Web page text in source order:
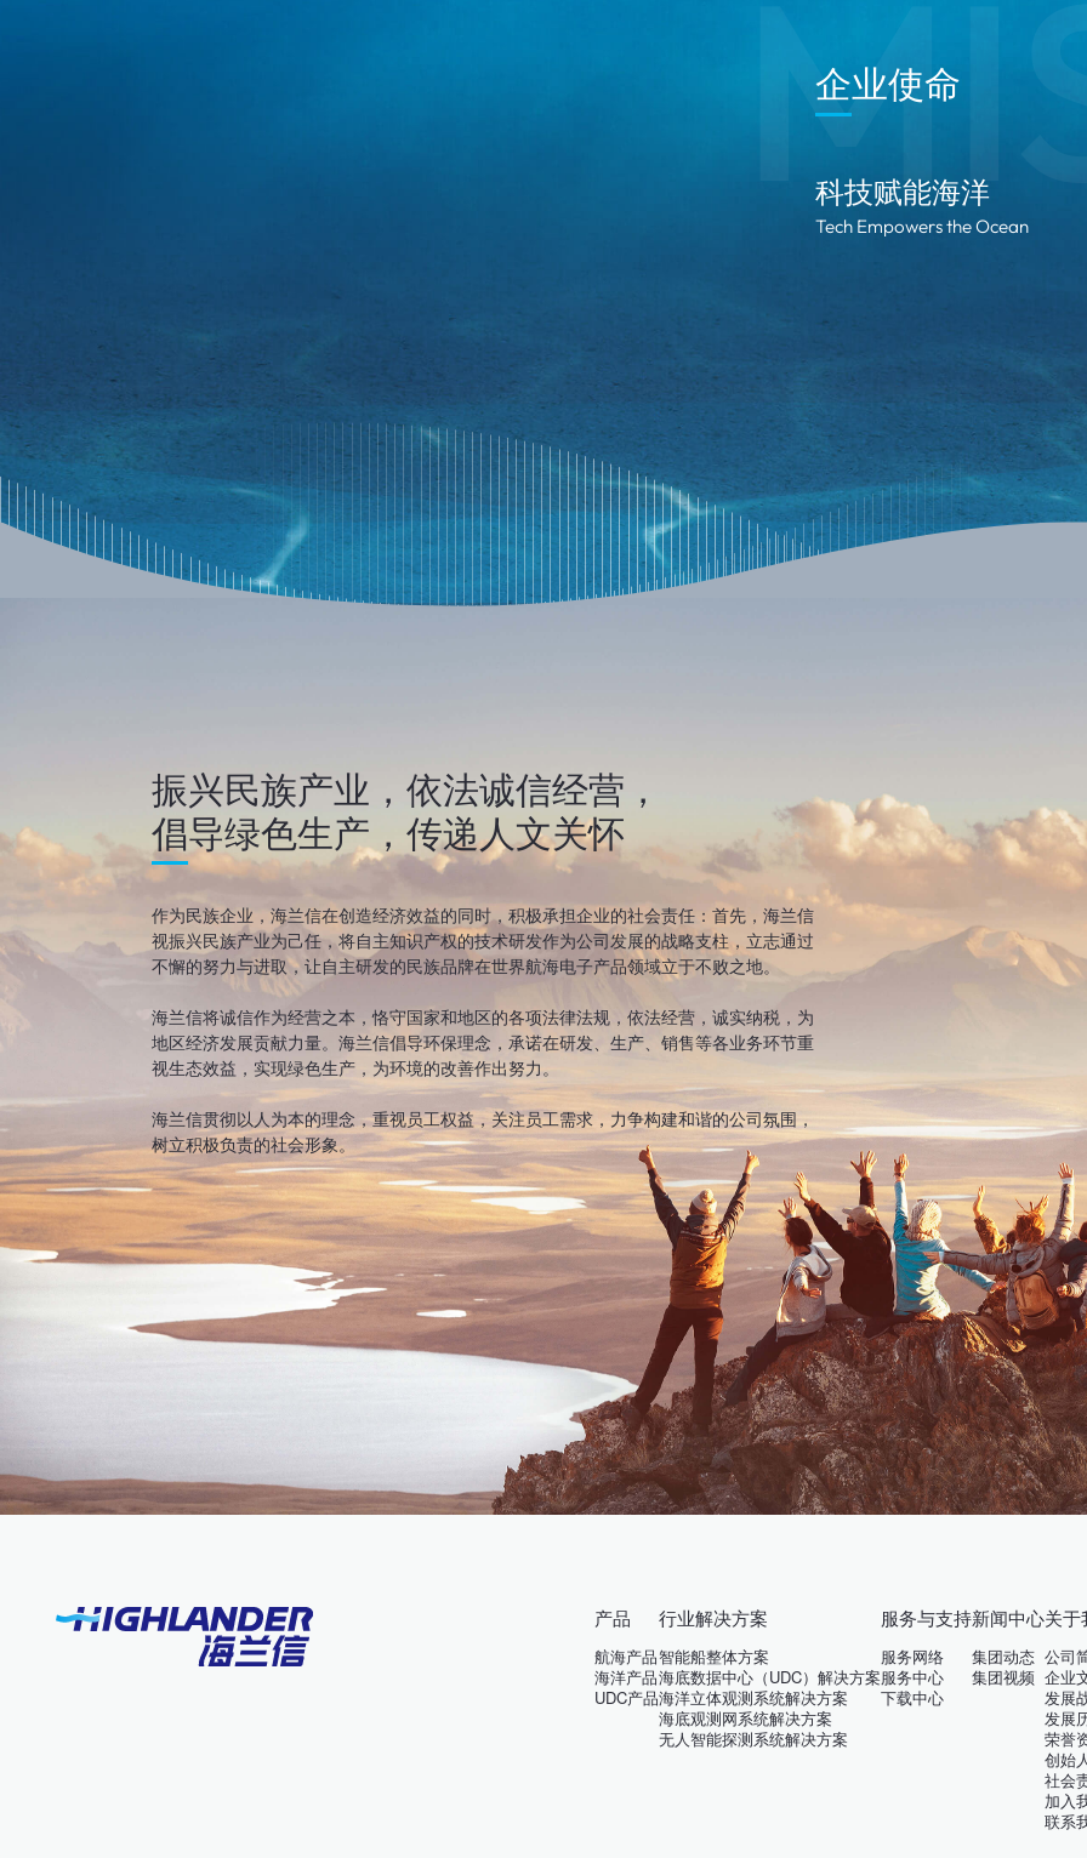
企业使命
科技赋能海洋
Tech Empowers the Ocean
振兴民族产业，依法诚信经营，
倡导绿色生产，传递人文关怀
作为民族企业，海兰信在创造经济效益的同时，积极承担企业的社会责任：首先，海兰信
视振兴民族产业为己任，将自主知识产权的技术研发作为公司发展的战略支柱，立志通过
不懈的努力与进取，让自主研发的民族品牌在世界航海电子产品领域立于不败之地。
海兰信将诚信作为经营之本，恪守国家和地区的各项法律法规，依法经营，诚实纳税，为
地区经济发展贡献力量。海兰信倡导环保理念，承诺在研发、生产、销售等各业务环节重
视生态效益，实现绿色生产，为环境的改善作出努力。
海兰信贯彻以人为本的理念，重视员工权益，关注员工需求，力争构建和谐的公司氛围，
树立积极负责的社会形象。
产品
航海产品
海洋产品
UDC产品
行业解决方案
智能船整体方案
海底数据中心（UDC）解决方案
海洋立体观测系统解决方案
海底观测网系统解决方案
无人智能探测系统解决方案
服务与支持
服务网络
服务中心
下载中心
新闻中心
集团动态
集团视频
关于
公司
企业
发展
发展
荣誉
创始
社会
加入
联系